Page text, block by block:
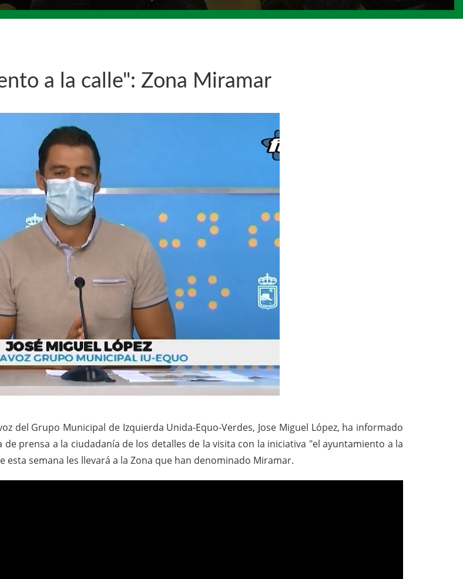
a la calle": Zona Miramar
del Grupo Municipal de Izquierda Unida-Equo-Verdes, Jose Miguel López, ha informado
de prensa a la ciudadanía de los detalles de la visita con la iniciativa "el ayuntamiento a la
esta semana les llevará a la Zona que han denominado Miramar.